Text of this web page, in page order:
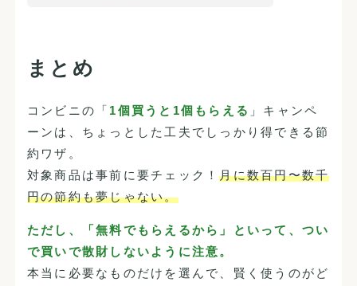
まとめ
コンビニの「 1個買うと1個もらえる 」キャンペ
ーンは、ちょっとした工夫でしっかり得できる節
約ワザ。
対象商品は事前に要チェック！月に数百円〜数千
円の節約も夢じゃない。
ただし、「無料でもらえるから」といって、つい
で買いで散財しないように注意。
本当に必要なものだけを選んで、賢く使うのがど